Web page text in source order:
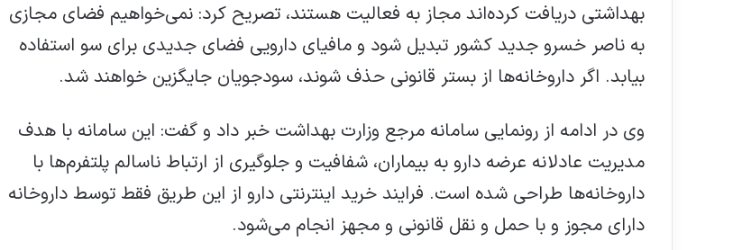
بهداشتی دریافت کرده‌اند مجاز به فعالیت هستند، تصریح کرد: نمی‌خواهیم فضای مجازی
به ناصر خسرو جدید کشور تبدیل شود و مافیای دارویی فضای جدیدی برای سو استفاده
بیابد. اگر داروخانه‌ها از بستر قانونی حذف شوند، سودجویان جایگزین خواهند شد.
وی در ادامه از رونمایی سامانه مرجع وزارت بهداشت خبر داد و گفت: این سامانه با هدف
مدیریت عادلانه عرضه دارو به بیماران، شفافیت و جلوگیری از ارتباط ناسالم پلتفرم‌ها با
داروخانه‌ها طراحی شده است. فرایند خرید اینترنتی دارو از این طریق فقط توسط داروخانه
دارای مجوز و با حمل و نقل قانونی و مجهز انجام می‌شود.